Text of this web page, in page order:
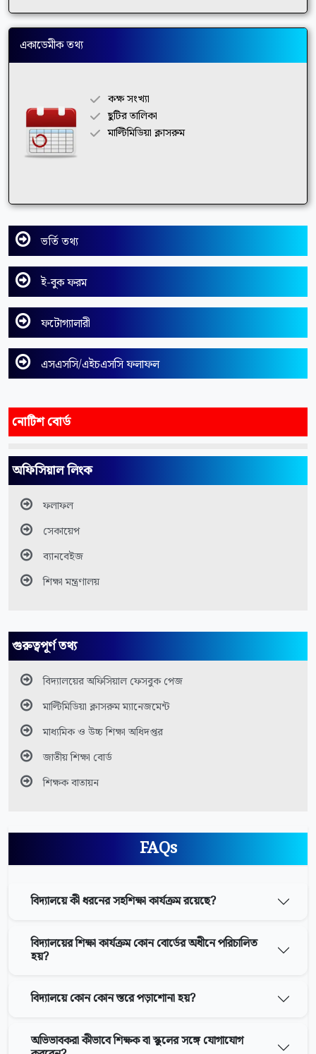
একাডেমীক তথ্য
কক্ষ সংখ্যা
ছুটির তালিকা
মাল্টিমিডিয়া ক্লাসরুম
ভর্তি তথ্য
ই-বুক ফরম
ফটোগ্যালারী
এসএসসি/এইচএসসি ফলাফল
নোটিশ বোর্ড
অফিসিয়াল লিংক
ফলাফল
সেকায়েপ
ব্যানবেইজ
শিক্ষা মন্ত্রণালয়
গুরুত্বপূর্ণ তথ্য
বিদ্যালয়ের অফিসিয়াল ফেসবুক পেজ
মাল্টিমিডিয়া ক্লাসরুম ম্যানেজমেন্ট
মাধ্যমিক ও উচ্চ শিক্ষা অধিদপ্তর
জাতীয় শিক্ষা বোর্ড
শিক্ষক বাতায়ন
FAQs
বিদ্যালয়ে কী ধরনের সহশিক্ষা কার্যক্রম রয়েছে?
বিদ্যালয়ের শিক্ষা কার্যক্রম কোন বোর্ডের অধীনে পরিচালিত
হয়?
বিদ্যালয়ে কোন কোন স্তরে পড়াশোনা হয়?
অভিভাবকরা কীভাবে শিক্ষক বা স্কুলের সঙ্গে যোগাযোগ